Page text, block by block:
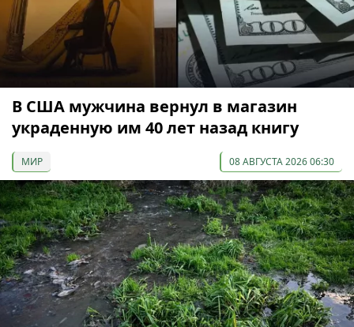
В США мужчина вернул в магазин
украденную им 40 лет назад книгу
МИР 08 АВГУСТА 2026 06:30